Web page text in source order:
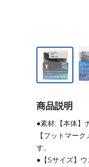
商品説明
●素材:【本体】
【フットマー
す。
●【Sサイズ】